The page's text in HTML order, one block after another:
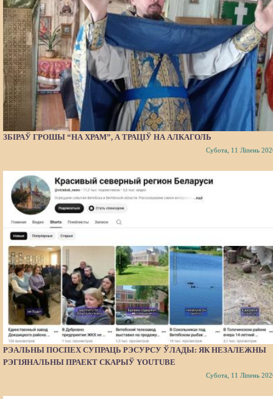
ЗБІРАЎ ГРОШЫ “НА ХРАМ”, А ТРАЦІЎ НА АЛКАГОЛЬ
Субота, 11 Ліпень
РЭАЛЬНЫ ПОСПЕХ СУПРАЦЬ РЭСУРСУ ЎЛАДЫ: ЯК НЕЗАЛЕЖНЫ
РЭГІЯНАЛЬНЫ ПРАЕКТ СКАРЫЎ YOUTUBE
Субота, 11 Ліпень